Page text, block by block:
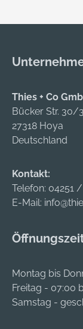
Thies + Co
Bücker Str. 30/
27318 Hoya
Deutschland
Kontakt:
Telefon: 04251
E-Mail:
Montag bis
Freitag - 07:00
Samstag -